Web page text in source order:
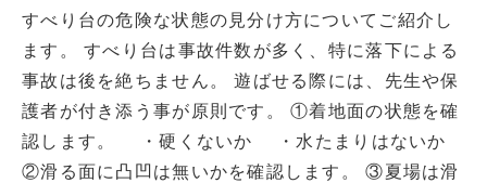
すべり台の危険な状態の見分け方についてご紹介し
ます。 すべり台は事故件数が多く、特に落下による
事故は後を絶ちません。 遊ばせる際には、先生や保
護者が付き添う事が原則です。 ①着地面の状態を確
認します。 ・硬くないか ・水たまりはないか
②滑る面に凸凹は無いかを確認します。 ③夏場は滑